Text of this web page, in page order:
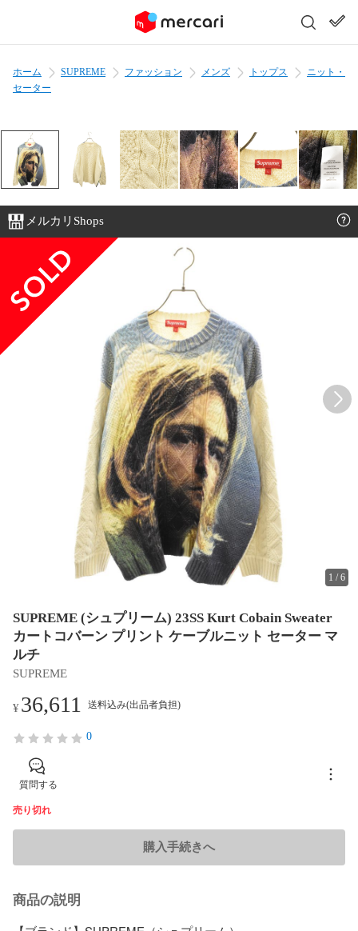
ホーム SUPREME ファッション メンズ トップス
ニット・
セーター
メルカリShops
1 /6
SUPREME (シュプリーム) 23SS Kurt Cobain Sweater
カートコバーン プリント ケーブルニット セーター マ
ルチ
SUPREME
¥36,611 送料込み(出品者負担)
0
質問する
売り切れ
購入手続きへ
商品の説明